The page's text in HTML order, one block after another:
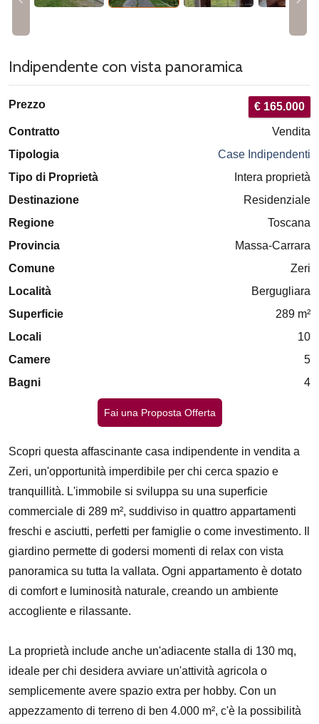
Indipendente con vista panoramica
Prezzo € 165.000
Contratto
Vendita
Tipologia
Case Indipendenti
Tipo di Proprietà
Intera proprietà
Destinazione
Residenziale
Regione
Toscana
Provincia
Massa-Carrara
Comune
Zeri
Località
Bergugliara
Superficie
289 m²
Locali
10
Camere
5
Bagni
4
Fai una Proposta Offerta
Scopri questa affascinante casa indipendente in vendita a
Zeri, un'opportunità imperdibile per chi cerca spazio e
tranquillità. L'immobile si sviluppa su una superficie
commerciale di 289 m², suddiviso in quattro appartamenti
freschi e asciutti, perfetti per famiglie o come investimento. Il
giardino permette di godersi momenti di relax con vista
panoramica su tutta la vallata. Ogni appartamento è dotato
di comfort e luminosità naturale, creando un ambiente
accogliente e rilassante.
La proprietà include anche un'adiacente stalla di 130 mq,
ideale per chi desidera avviare un'attività agricola o
semplicemente avere spazio extra per hobby. Con un
appezzamento di terreno di ben 4.000 m², c'è la possibilità